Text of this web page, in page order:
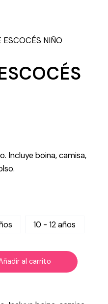
ESCOCÉS NIÑO
Incluye boina, camisa,
10 - 12 años
al carrito